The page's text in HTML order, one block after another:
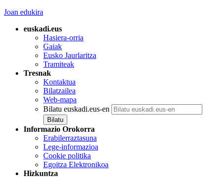
Joan edukira
euskadi.eus
Hasiera-orria
Gaiak
Eusko Jaurlaritza
Tramiteak
Tresnak
Kontaktua
Bilatzailea
Web-mapa
Bilatu euskadi.eus-en
Informazio Orokorra
Erabilerraztasuna
Lege-informazioa
Cookie politika
Egoitza Elektronikoa
Hizkuntza